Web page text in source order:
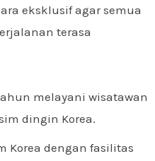
eksklusif agar semua
terasa
melayani wisatawan
dingin Korea.
Korea dengan fasilitas